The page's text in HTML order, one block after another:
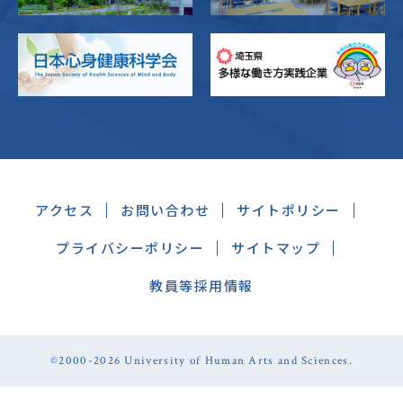
アクセス お問い合わせ
サイトポリシー
プライバシーポリシー
サイトマップ
教員等採用情報
©2000-2026 University of Human Arts and Sciences.